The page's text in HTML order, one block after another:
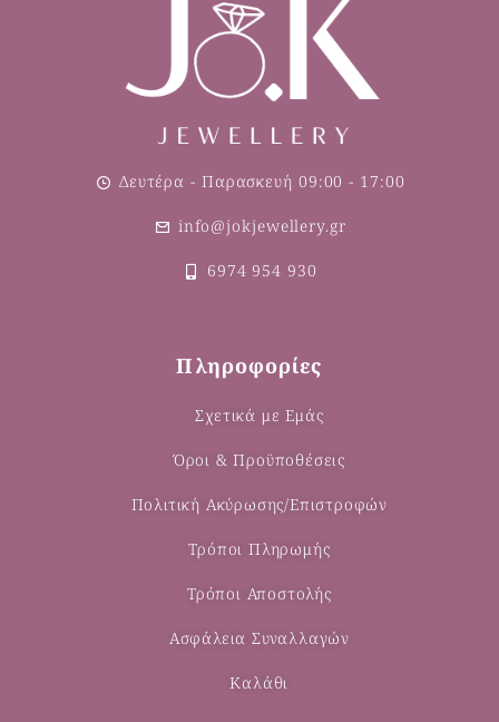
Δευτέρα - Παρασκευή 09:00 - 17:00
info@jokjewellery.gr
6974 954 930
Πληροφορίες
Σχετικά με Εμάς
Όροι & Προϋποθέσεις
Πολιτική Ακύρωσης/Επιστροφών
Τρόποι Πληρωμής
Τρόποι Αποστολής
Ασφάλεια Συναλλαγών
Καλάθι